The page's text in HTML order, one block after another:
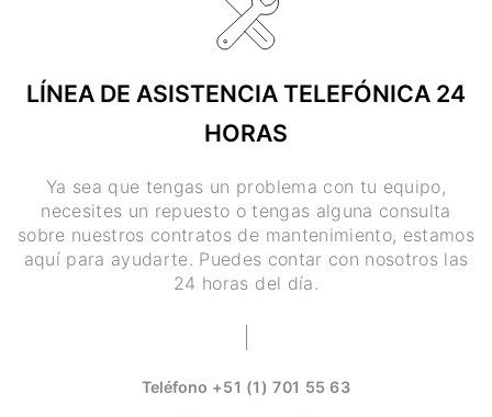
LÍNEA DE ASISTENCIA TELEFÓNICA 24
HORAS
Ya sea que tengas un problema con tu equipo,
necesites un repuesto o tengas alguna consulta
sobre nuestros contratos de mantenimiento, estamos
aquí para ayudarte. Puedes contar con nosotros las
24 horas del día.
Teléfono +51 (1) 701 55 63